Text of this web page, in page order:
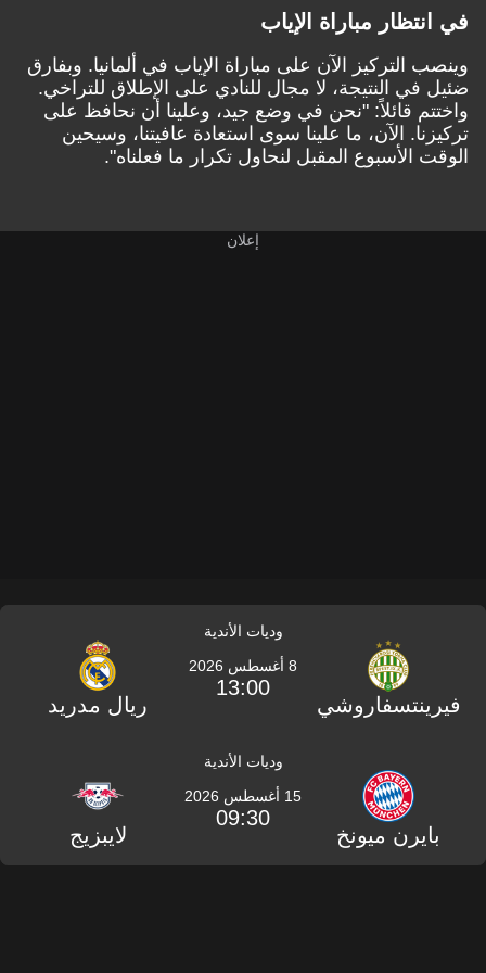
في انتظار مباراة الإياب
وينصب التركيز الآن على مباراة الإياب في ألمانيا. وبفارق
ضئيل في النتيجة، لا مجال للنادي على الإطلاق للتراخي.
واختتم قائلاً: "نحن في وضع جيد، وعلينا أن نحافظ على
تركيزنا. الآن، ما علينا سوى استعادة عافيتنا، وسيحين
الوقت الأسبوع المقبل لنحاول تكرار ما فعلناه".
وديات الأندية
فيرينتسفاروشي
8 أغسطس 2026
13:00
ريال مدريد
وديات الأندية
بايرن ميونخ
15 أغسطس 2026
09:30
لايبزيج